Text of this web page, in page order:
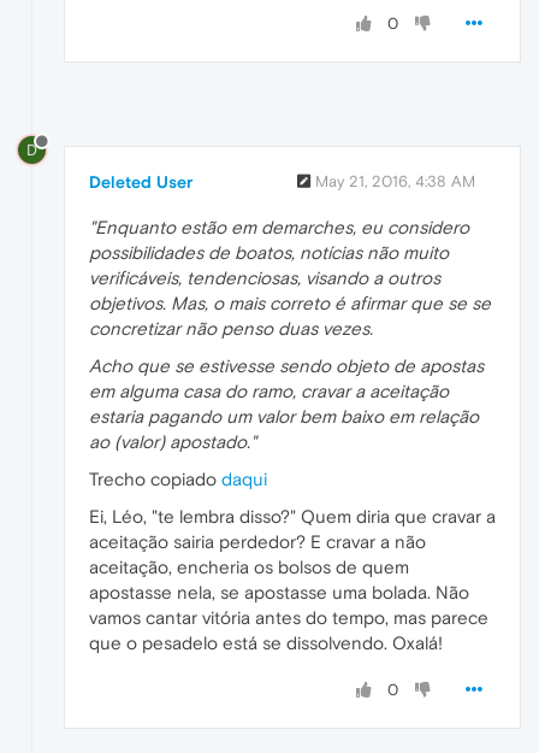
0
D
Deleted User May 21, 2016, 4:38 AM
"Enquanto estão em demarches, eu considero
possibilidades de boatos, notícias não muito
verificáveis, tendenciosas, visando a outros
objetivos. Mas, o mais correto é afirmar que se se
concretizar não penso duas vezes.
Acho que se estivesse sendo objeto de apostas
em alguma casa do ramo, cravar a aceitação
estaria pagando um valor bem baixo em relação
ao (valor) apostado."
Trecho copiado daqui
Ei, Léo, "te lembra disso?" Quem diria que cravar a
aceitação sairia perdedor? E cravar a não
aceitação, encheria os bolsos de quem
apostasse nela, se apostasse uma bolada. Não
vamos cantar vitória antes do tempo, mas parece
que o pesadelo está se dissolvendo. Oxalá!
0